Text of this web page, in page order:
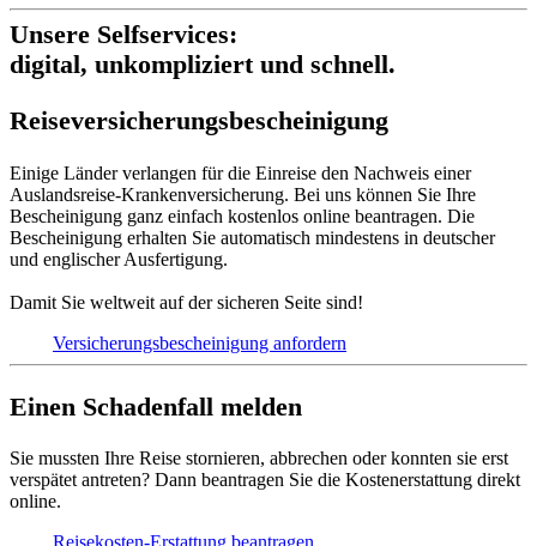
Unsere Selfservices:
digital, unkompliziert und schnell.
Reise­versich­erungs­beschei­nigung
Einige Länder verlangen für die Einreise den Nachweis einer
Auslandsreise-Krankenversicherung. Bei uns können Sie Ihre
Bescheinigung ganz einfach kostenlos online beantragen. Die
Bescheinigung erhalten Sie automatisch mindestens in deutscher
und englischer Ausfertigung.
Damit Sie weltweit auf der sicheren Seite sind!
Versicherungs­bescheinigung anfordern
Einen Schadenfall melden
Sie mussten Ihre Reise stornieren, abbrechen oder konnten sie erst
verspätet antreten? Dann beantragen Sie die Kostenerstattung direkt
online.